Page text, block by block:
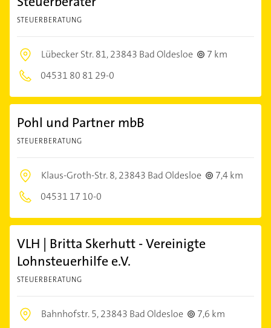
STEUERBERATUNG
Lübecker Str. 81,23843 Bad Oldesloe
7 km
04531 80 81 29-0
Pohl und Partner mbB
STEUERBERATUNG
Klaus-Groth-Str. 8,23843 Bad Oldesloe
7,4 km
04531 17 10-0
VLH | Britta Skerhutt - Vereinigte
Lohnsteuerhilfe e.V.
STEUERBERATUNG
Bahnhofstr. 5,23843 Bad Oldesloe
7,6 km